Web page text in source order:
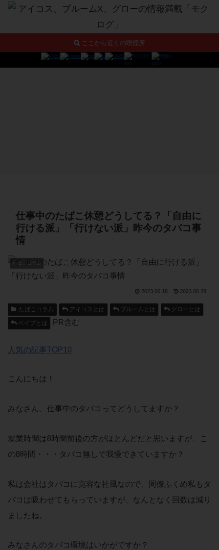
ここから近くの喫煙所
仕事中のたばこ休憩どうしてる？「自由に
行ける派」「行けない派」昨今のタバコ事
情
たばこコラム
2023.06.18 2023.06.28
たばこコラム アイコスとは プルームとは
グローとは
ベイプとは
PR含む
人気の記事TOP10
こんにちは！
みなさん、仕事中のタバコってどうしてますか？
就業時間は8時間前後の方がほとんどだと思いますが、こ
の8時間・・・タバコ無しで我慢できていますか？
私は会社はタバコに寛容な社風なので、同僚ふくめ私もタ
バコは吸わせてもらっていますが、なんとなく回数は減り
ましたね。
みなさんのタバコ環境はいかがですか？